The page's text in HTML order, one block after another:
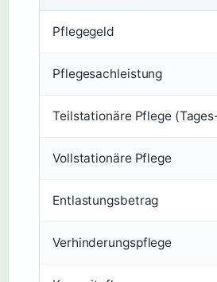
Pflegegeld
Pflegesachleistung
Teilstationäre Pflege
Vollstationäre Pflege
Entlastungsbetrag
Verhinderungspflege